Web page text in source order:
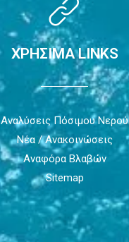
ΧΡΗΣΙΜΑ LINKS
Αναλύσεις Πόσιμου Νερού
Νέα / Ανακοινώσεις
Αναφόρα Βλαβών
Sitemap